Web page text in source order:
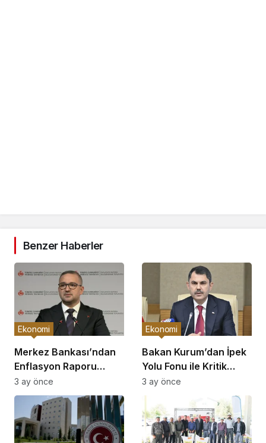
Benzer Haberler
Merkez Bankası’ndan
Enflasyon Raporu
Açıklaması
Ekonomi
3 ay önce
Bakan Kurum’dan İpek
Yolu Fonu ile Kritik
Görüşme
Ekonomi
3 ay önce